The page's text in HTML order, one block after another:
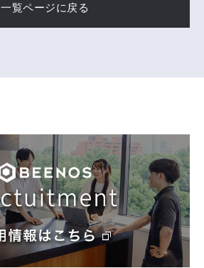
一覧ページに戻る